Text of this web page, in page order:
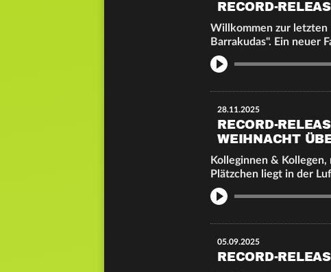
RECORD-
Willkommen zur letzten
Barrakudas". Ein neuer
28.11.2025
RECORD-
WEIHNACHT
Kolleginnen &
Plätzchen liegt in der
05.09.2025
RECORD-